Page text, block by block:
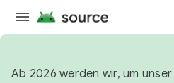
Ab 2026 werden wir, um